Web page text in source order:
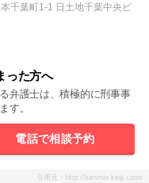
千葉町1-1 日土地千葉中央ビ
った方へ
弁護士は、積極的に刑事事
す。
電話で相談予約
引用元：http://kenmin-keiji.com/